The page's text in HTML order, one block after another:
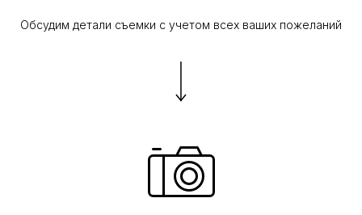
Обсудим детали съемки с учетом всех ваших пожеланий